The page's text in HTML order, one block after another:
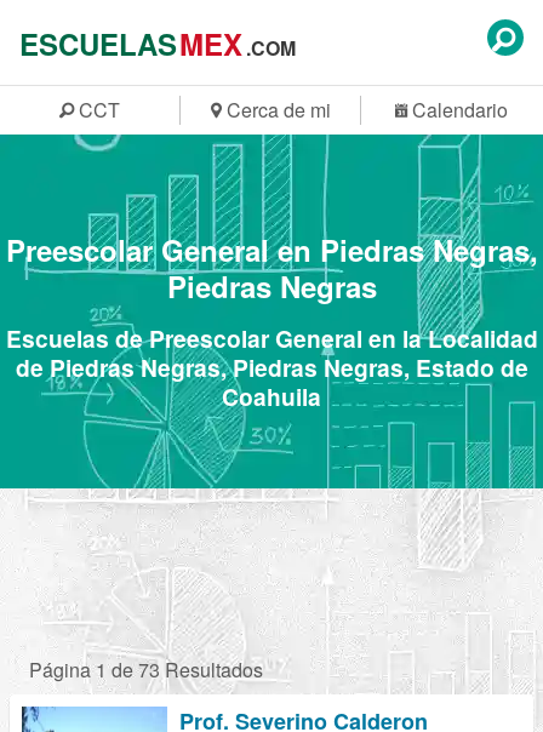
ESCUELASMEX.COM
CCT Cerca de mi Calendario
Preescolar General en Piedras Negras,
Piedras Negras
Escuelas de Preescolar General en la Localidad
de Piedras Negras, Piedras Negras, Estado de
Coahuila
Página 1 de 73 Resultados
Prof. Severino Calderon